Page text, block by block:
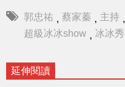
郭忠祐 , 蔡家蓁 , 主持 ,
超級冰冰show
冰冰秀
延伸閱讀